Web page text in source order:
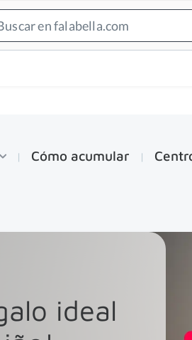
Bar